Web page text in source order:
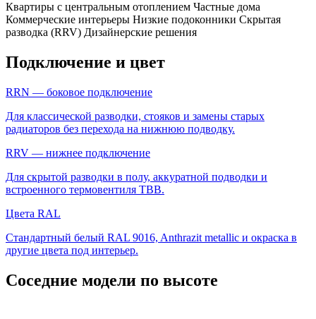
Квартиры с центральным отоплением Частные дома
Коммерческие интерьеры Низкие подоконники Скрытая
разводка (RRV) Дизайнерские решения
Подключение и цвет
RRN — боковое подключение
Для классической разводки, стояков и замены старых
радиаторов без перехода на нижнюю подводку.
RRV — нижнее подключение
Для скрытой разводки в полу, аккуратной подводки и
встроенного термовентиля ТВВ.
Цвета RAL
Стандартный белый RAL 9016, Anthrazit metallic и окраска в
другие цвета под интерьер.
Соседние модели по высоте